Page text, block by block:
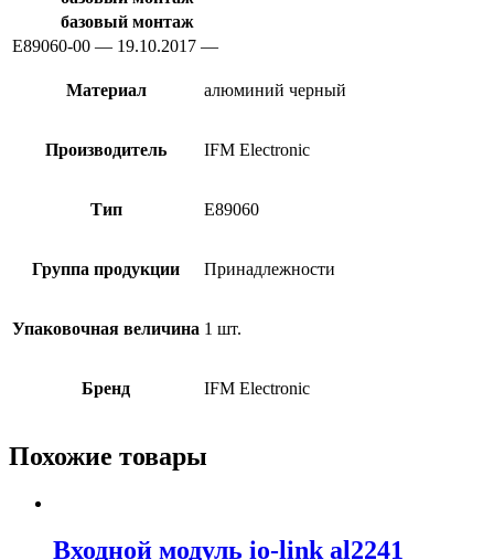
базовый монтаж
E89060-00 — 19.10.2017 —
Материал алюминий черный
Производитель IFM Electronic
Тип E89060
Группа продукции Принадлежности
Упаковочная величина 1 шт.
Бренд IFM Electronic
Похожие товары
Входной модуль io-link al2241